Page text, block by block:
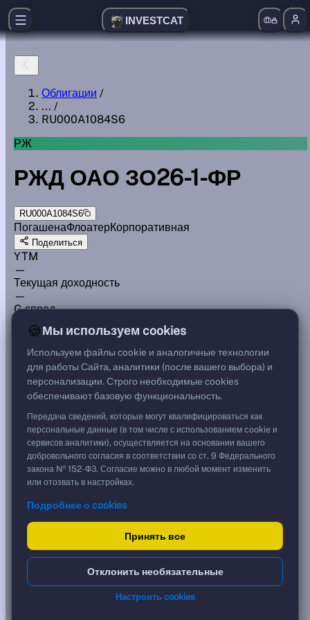
INVESTCAT
Облигации /
... /
RU000A1084S6
РЖ
РЖД ОАО ЗО26-1-ФР
RU000A1084S6
ПогашенаФлоатерКорпоративная
Поделиться
YTM
—
Текущая доходность
—
G спред
Цена
Срок, лет
0,00
Дюрация, лет
Рейтинг
AA
Тип
Корпоративная
Флоатер
Доходность и цена
YTM от Мосбиржи
Реальная доходность (с инфляцией)
Срок обращения, лет
0
Ближайшая дата
12.03.2026
?
🍪Мы используем cookies
Используем файлы cookie и аналогичные технологии
для работы Сайта, аналитики (после вашего выбора) и
персонализации. Строго необходимые cookies
обеспечивают базовую функциональность.
Передача сведений, которые могут квалифицироваться как
персональные данные (в том числе с использованием cookie и
сервисов аналитики), осуществляется на основании вашего
добровольного согласия в соответствии со ст. 9 Федерального
закона № 152-ФЗ. Согласие можно в любой момент изменить
или отозвать в настройках.
Подробнее о cookies
Принять все
Отклонить необязательные
Настроить cookies